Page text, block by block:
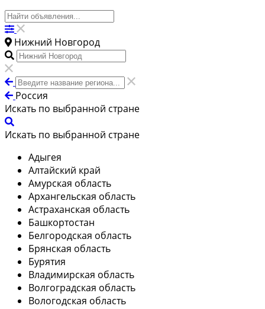
Нижний Новгород
Россия
Искать по выбранной стране
Искать по выбранной стране
Адыгея
Алтайский край
Амурская область
Архангельская область
Астраханская область
Башкортостан
Белгородская область
Брянская область
Бурятия
Владимирская область
Волгоградская область
Вологодская область